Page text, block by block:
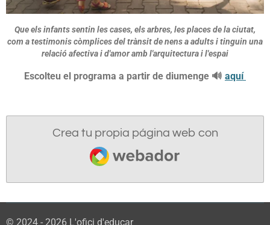
Que els infantssentin les cases, els arbres, les places de la ciutat,
com a testimonis còmplices del trànsit de nens a adults itinguin una
relació afectiva i d'amor amb l'arquitectura i l'espai
Escolteu el programa a partir de diumenge 🔊 aquí
Crea tu propia página web con
Webador
© 2024 - 2026 L'ofici d'educar